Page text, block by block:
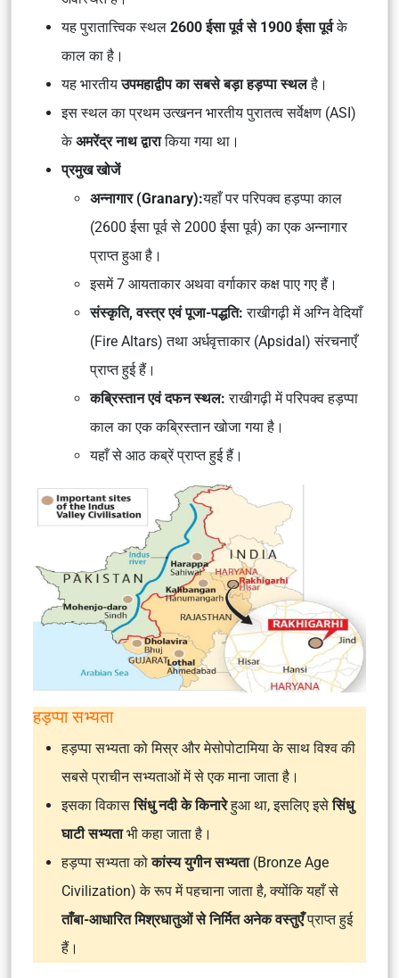
यह पुरातात्त्विक स्थल 2600 ईसा पूर्व से 1900 ईसा पूर्वके
काल का है।
यह भारतीयउपमहाद्वीप का सबसे बड़ा हड़प्पा स्थलहै।
इस स्थल का प्रथम उत्खनन भारतीय पुरातत्व सर्वेक्षण (ASI)
केअमरेंद्र नाथ द्वाराकिया गया था।
प्रमुख खोजें
अन्नागार (Granary):यहाँ पर परिपक्व हड़प्पा काल
(2600 ईसा पूर्व से 2000 ईसा पूर्व) का एक अन्नागार
प्राप्त हुआ है।
इसमें 7 आयताकार अथवा वर्गाकार कक्ष पाए गए हैं।
संस्कृति, वस्त्र एवं पूजा-पद्धति:राखीगढ़ी में अग्नि वेदियाँ
(Fire Altars) तथा अर्धवृत्ताकार (Apsidal) संरचनाएँ
प्राप्त हुई हैं।
कब्रिस्तान एवं दफन स्थल:राखीगढ़ी में परिपक्व हड़प्पा
काल का एक कब्रिस्तान खोजा गया है।
यहाँ से आठ कब्रें प्राप्त हुई हैं।
हड़प्पा सभ्यता
हड़प्पा सभ्यता को मिस्र और मेसोपोटामिया के साथ विश्व की
सबसे प्राचीन सभ्यताओं में से एक माना जाता है।
इसका विकाससिंधु नदी के किनारेहुआ था, इसलिए इसेसिंधु
घाटी सभ्यताभी कहा जाता है।
हड़प्पा सभ्यता कोकांस्य युगीन सभ्यता(Bronze Age
Civilization) के रूप में पहचाना जाता है, क्योंकि यहाँ से
ताँबा-आधारित मिश्रधातुओं से निर्मित अनेक वस्तुएँप्राप्त हुई
हैं।